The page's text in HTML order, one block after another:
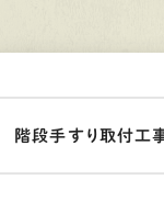
階段手すり取付工